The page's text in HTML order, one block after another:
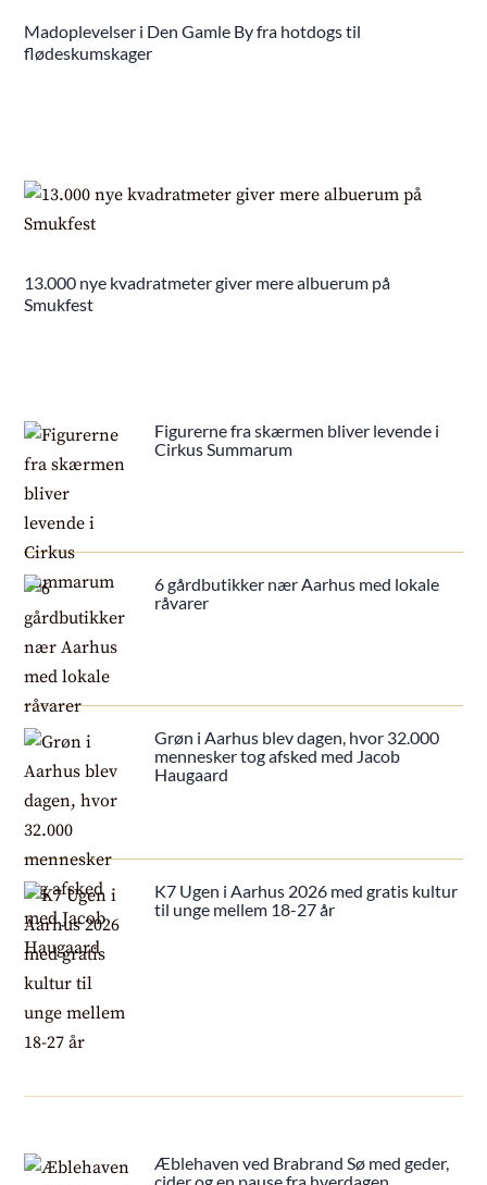
Madoplevelser i Den Gamle By fra hotdogs til
flødeskumskager
13.000 nye kvadratmeter giver mere albuerum på
Smukfest
Figurerne fra skærmen bliver levende i
Cirkus Summarum
6 gårdbutikker nær Aarhus med lokale
råvarer
Grøn i Aarhus blev dagen, hvor 32.000
mennesker tog afsked med Jacob
Haugaard
K7 Ugen i Aarhus 2026 med gratis kultur
til unge mellem 18-27 år
Æblehaven ved Brabrand Sø med geder,